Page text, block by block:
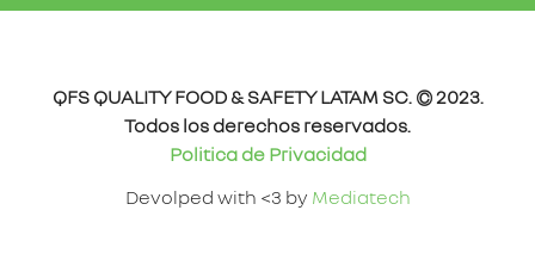
QFS QUALITY FOOD & SAFETY LATAM SC. © 2023.
Todos los derechos reservados.
Politica de Privacidad
Devolped with <3 by Mediatech